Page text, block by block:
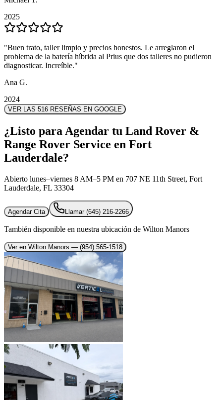
2025
"Buen trato, taller limpio y precios honestos. Le arreglaron el
problema de la batería híbrida al Prius que dos talleres no pudieron
diagnosticar. Increíble."
Ana G.
2024
2025
"Buen trato, taller limpio y precios honestos. Le arreglaron el
problema de la batería híbrida al Prius que dos talleres no pudieron
diagnosticar. Increíble."
Ana G.
2024
VER LAS 516 RESEÑAS EN GOOGLE
¿Listo para Agendar tu Land Rover &
Range Rover Service en Fort
Lauderdale?
Abierto lunes–viernes 8 AM–5 PM en 707 NE 11th Street, Fort
Lauderdale, FL 33304
Agendar Cita Llamar (645) 216-2266
También disponible en nuestra ubicación de Wilton Manors
Ver en Wilton Manors — (954) 565-1518